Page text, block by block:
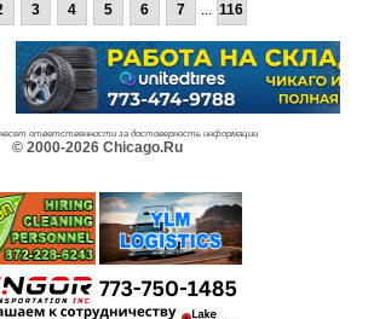
3 4 5 6 7 ... 116
несет ответственности за достоверность информации
© 2000-2026 Chicago.Ru